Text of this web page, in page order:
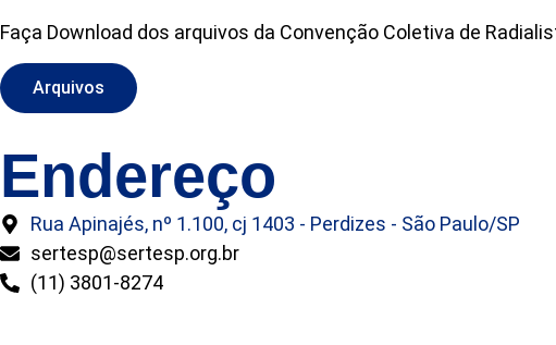
Faça Download dos arquivos da Convenção Coletiva de
Arquivos
Endereço
Rua Apinajés, nº 1.100, cj 1403 - Perdizes - São Paulo/SP
sertesp@sertesp.org.br
(11) 3801-8274